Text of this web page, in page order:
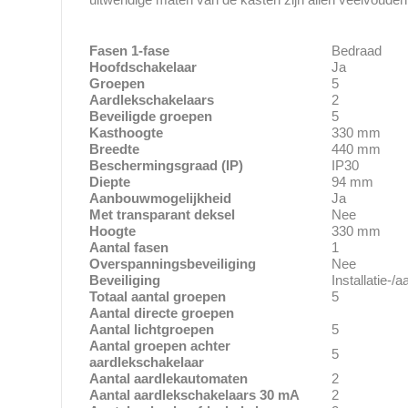
Fasen 1-fase
Bedraad
Hoofdschakelaar
Ja
Groepen
5
Aardlekschakelaars
2
Beveiligde groepen
5
Kasthoogte
330 mm
Breedte
440 mm
Beschermingsgraad (IP)
IP30
Diepte
94 mm
Aanbouwmogelijkheid
Ja
Met transparant deksel
Nee
Hoogte
330 mm
Aantal fasen
1
Overspanningsbeveiliging
Nee
Beveiliging
Installatie-/
Totaal aantal groepen
5
Aantal directe groepen
Aantal lichtgroepen
5
Aantal groepen achter
aardlekschakelaar
5
Aantal aardlekautomaten
2
Aantal aardlekschakelaars 30 mA
2